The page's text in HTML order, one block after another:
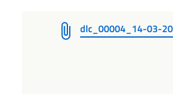
dlc_00004_14-03-